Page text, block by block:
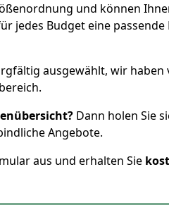
und können
jedes Budget eine
ausgewählt, wir haben
Dann holen Sie
Angebote.
aus und erhalten Sie